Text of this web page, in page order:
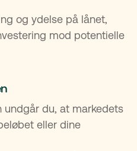
og ydelse på lånet,
mod potentielle
undgår du, at markedets
eller dine